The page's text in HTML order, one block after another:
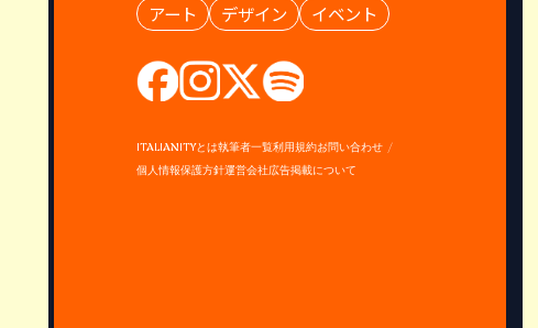
アート
デザイン イベント
ITALIANITYとは執筆者一覧利用規約お問い合わせ
個人情報保護方針運営会社広告掲載について